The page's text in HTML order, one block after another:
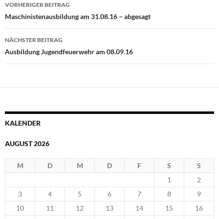
VORHERIGER BEITRAG
Maschinistenausbildung am 31.08.16 – abgesagt
NÄCHSTER BEITRAG
Ausbildung Jugendfeuerwehr am 08.09.16
KALENDER
AUGUST 2026
M D M D F S
S
1
2
3
4 5 6 7 8
9
10
11 12 13 14 15
16